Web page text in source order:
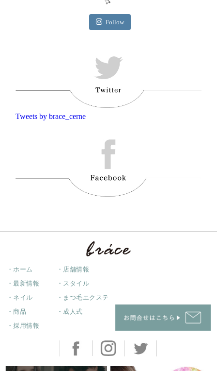
Follow
Tweets by brace_cerne
・ホーム ・店舗情報
・最新情報 ・スタイル
・ネイル ・まつ毛エクステ
・商品 ・成人式
・採用情報